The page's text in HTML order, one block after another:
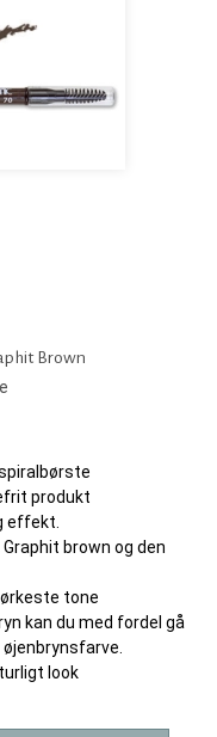
Brown
produkt
effekt.
Graphit brown og den
tone
kan du med fordel gå
look